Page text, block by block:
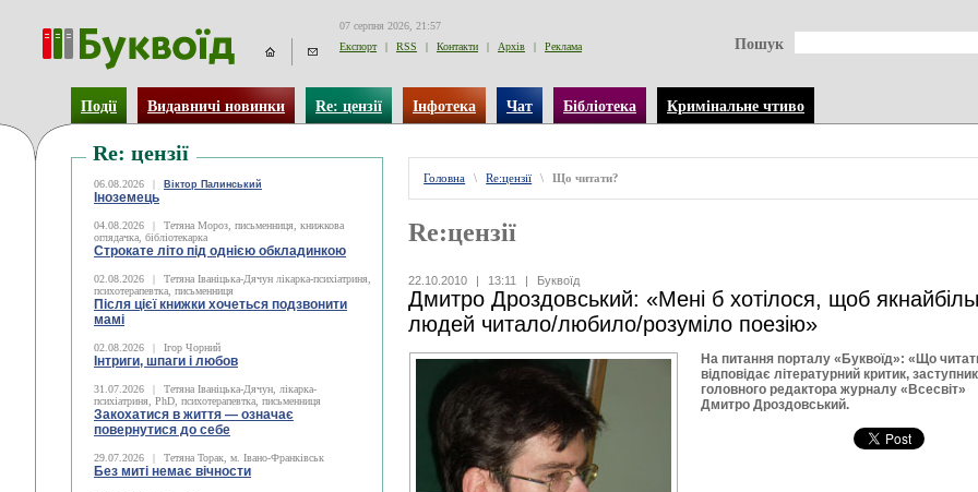
07 серпня 2026, 21:57
Експорт
| RSS | Контакти | Архів | Реклама Пошук
Події Видавничі новинки Re: цензії Інфотека Чат Бібліотека Кримінальне чтиво
Re: цензії
06.08.2026 | Віктор Палинський
Іноземець
04.08.2026 |
Тетяна Мороз, письменниця, книжкова
оглядачка, бібліотекарка
Строкате літо під однією обкладинкою
02.08.2026 |
Тетяна Іваніцька-Дячун лікарка-психіатриня,
психотерапевтка, письменниця
Після цієї книжки хочеться подзвонити
мамі
02.08.2026 | Ігор Чорний
Інтриги, шпаги і любов
31.07.2026 |
Тетяна Іваніцька-Дячун, лікарка-
психіатриня, PhD, психотерапевтка, письменниця
Закохатися в життя — означає
повернутися до себе
29.07.2026 | Тетяна Торак, м. Івано-Франківськ
Без миті немає вічности
Головна \ Re:цензії \ Що читати?
Re:цензії
22.10.2010 | 13:11 | Буквоїд
Дмитро Дроздовський: «Мені б хотілося, щоб
людей читало/любило/розуміло поезію»
На питання порталу «Буквоїд»: «Що
відповідає літературний критик, заступник
головного редактора журналу «Всесвіт»
Дмитро Дроздовський.